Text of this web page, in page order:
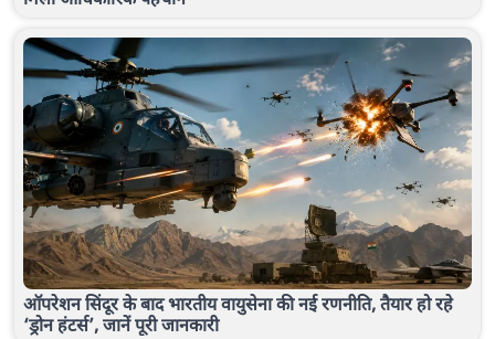
ऑपरेशन सिंदूर के बाद भारतीय वायुसेना की नई रणनीति, तैयार हो रहे
‘ड्रोन हंटर्स’, जानें पूरी जानकारी